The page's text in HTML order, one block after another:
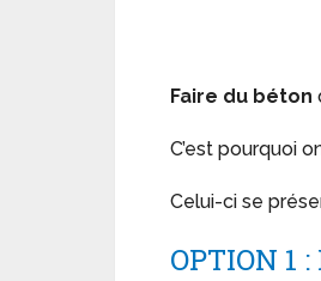
Faire du béton
C’est pourquoi
Celui-ci se
OPTION 1